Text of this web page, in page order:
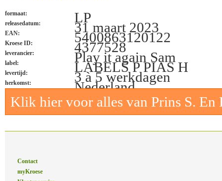
formaat: LP
releasedatum: 31 maart 2023
EAN: 5400863120122
Kroese ID: 4377528
leverancier: Play it again Sam
label: LABELS P PIAS H
levertijd: 3 à 5 werkdagen
herkomst:
Nederland
Klik hier voor alles van Prins S. En
Contact
myKroese